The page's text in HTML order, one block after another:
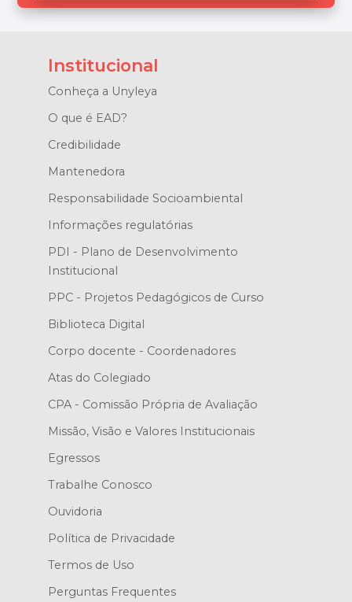
Institucional
Conheça a Unyleya
O que é EAD?
Credibilidade
Mantenedora
Responsabilidade Socioambiental
Informações regulatórias
PDI - Plano de Desenvolvimento
Institucional
PPC - Projetos Pedagógicos de Curso
Biblioteca Digital
Corpo docente - Coordenadores
Atas do Colegiado
CPA - Comissão Própria de Avaliação
Missão, Visão e Valores Institucionais
Egressos
Trabalhe Conosco
Ouvidoria
Política de Privacidade
Termos de Uso
Perguntas Frequentes